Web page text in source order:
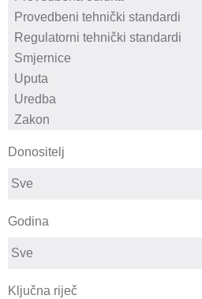
Donositelj
Godina
Ključna riječ